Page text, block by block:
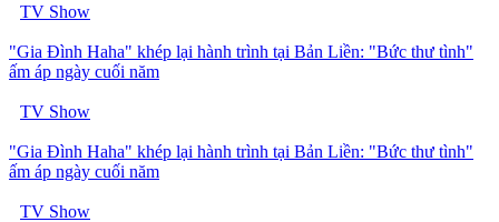
TV Show
"Gia Đình Haha" khép lại hành trình tại Bản Liền: "Bức thư tình"
ấm áp ngày cuối năm
TV Show
"Gia Đình Haha" khép lại hành trình tại Bản Liền: "Bức thư tình"
ấm áp ngày cuối năm
TV Show